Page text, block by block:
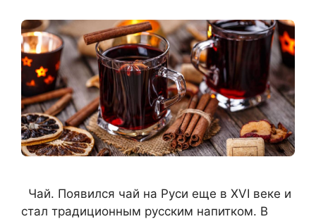
Чай. Появился чай на Руси еще в XVI веке и
стал традиционным русским напитком. В